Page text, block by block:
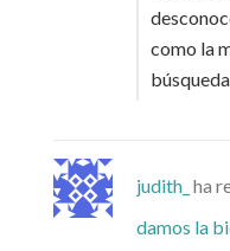
como la
judith_ ha
damos la